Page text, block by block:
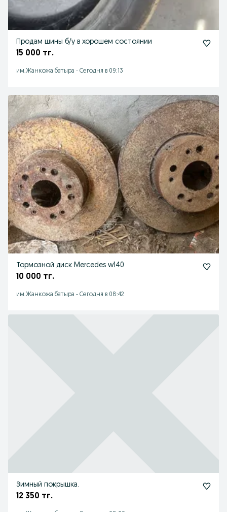
Продам шины б/у в хорошем состоянии
15 000 тг.
им.Жанкожа батыра - Сегодня в 09:13
Тормозной диск Mercedes w140
10 000 тг.
им.Жанкожа батыра - Сегодня в 08:42
Зимный покрышка.
12 350 тг.